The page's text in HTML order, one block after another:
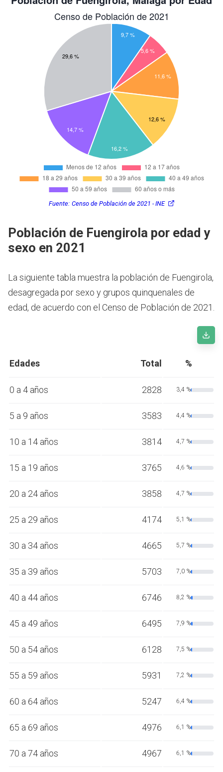
Fuente: Censo de Población de 2021 - INE
Población de Fuengirola por edad y
sexo en 2021
La siguiente tabla muestra la población de Fuengirola,
desagregada por sexo y grupos quinquenales de
edad, de acuerdo con el Censo de Población de 2021.
Edades Total %
0 a 4 años 2828 3,4 %
5 a 9 años 3583 4,4 %
10 a 14 años 3814 4,7 %
15 a 19 años 3765 4,6 %
20 a 24 años 3858 4,7 %
25 a 29 años 4174 5,1 %
30 a 34 años 4665 5,7 %
35 a 39 años 5703 7,0 %
40 a 44 años 6746 8,2 %
45 a 49 años 6495 7,9 %
50 a 54 años 6128 7,5 %
55 a 59 años 5931 7,2 %
60 a 64 años 5247 6,4 %
65 a 69 años 4976 6,1 %
70 a 74 años 4967 6,1 %